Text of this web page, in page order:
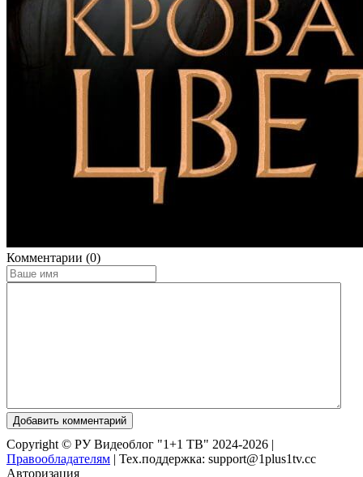
Комментарии (0)
Добавить комментарий
Copyright © РУ Видеоблог "1+1 ТВ" 2024-2026 |
Правообладателям | Тех.поддержка: support@1plus1tv.cc
Авторизация